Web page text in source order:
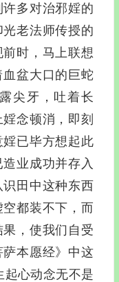
多对治邪婬的
老法师传授的
时，马上联想
盆大口的巨蛇
尖牙，吐着长
念顿消，即刻
已毕方想起此
业成功并存入
田中这种东西
都装不下，而
，使我们自受
本愿经》中这
起心动念无不是